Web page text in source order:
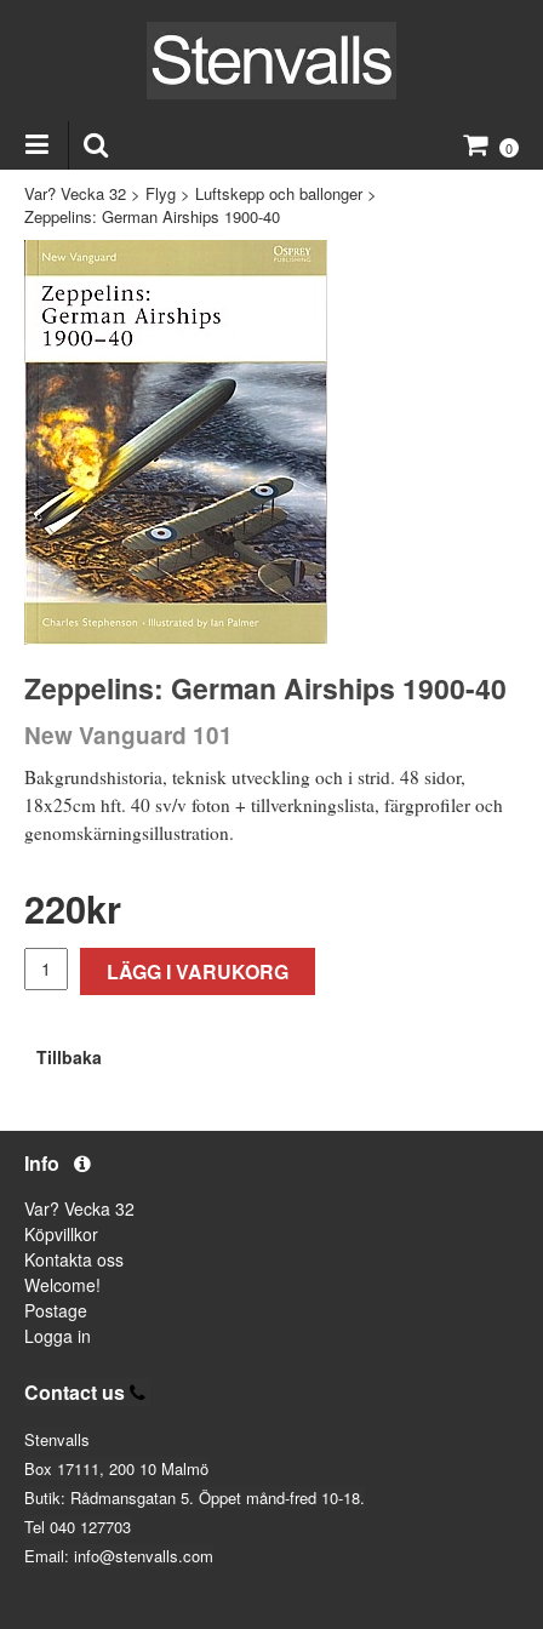
0
Var? Vecka 32 > Flyg > Luftskepp och ballonger>
Zeppelins: German Airships 1900-40
Zeppelins: German Airships 1900-40
New Vanguard 101
Bakgrundshistoria, teknisk utveckling och i strid. 48 sidor,
18x25cm hft. 40 sv/v foton + tillverkningslista, färgprofiler och
genomskärningsillustration.
220kr
LÄGG I VARUKORG
Tillbaka
Info
Var? Vecka 32
Köpvillkor
Kontakta oss
Welcome!
Postage
Logga in
Contact us
Stenvalls
Box 17111, 200 10 Malmö
Butik: Rådmansgatan 5. Öppet månd-fred 10-18.
Tel 040 127703
Email: info@stenvalls.com